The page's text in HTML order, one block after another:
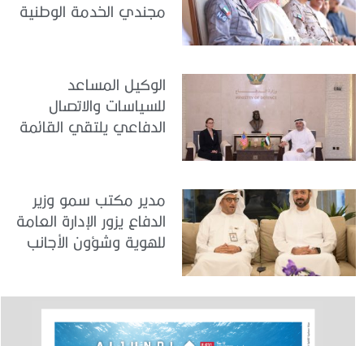
مجندي الخدمة الوطنية
الوكيل المساعد
للسياسات والاتصال
الدفاعي يلتقي القائمة
مدير مكتب سمو وزير
الدفاع يزور الإدارة العامة
للهوية وشؤون الأجانب